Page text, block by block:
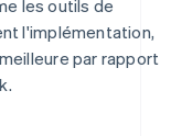
les outils de
l'implémentation,
par rapport